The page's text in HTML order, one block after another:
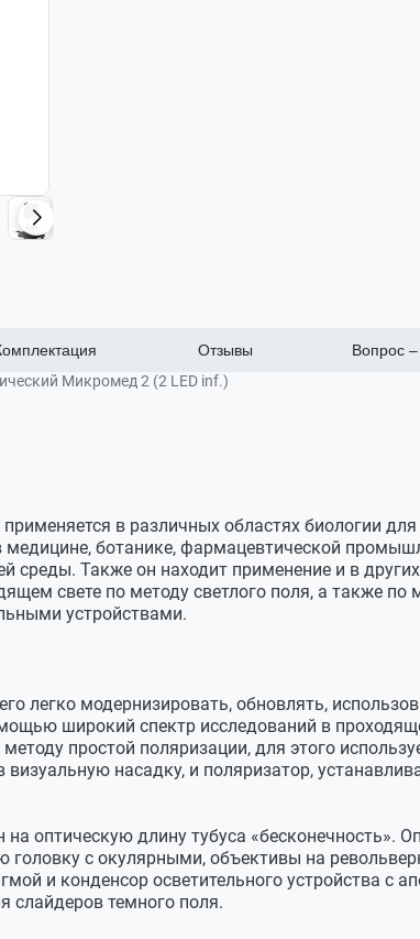
Отзывы
Вопрос –
Микромед 2 (2 LED inf.)
в различных областях биологии для
ботанике, фармацевтической
среды. Также он находит применение и в
свете по методу светлого поля, а также по
устройствами.
легко модернизировать, обновлять,
широкий спектр исследований в
простой поляризации, для этого
насадку, и поляризатор,
оптическую длину тубуса «бесконечность».
головку с окулярными, объективы на
и конденсор осветительного устройства с
слайдеров темного поля.
(∞)
мм
мм
в основание осветителем и
тубусов 30⁰
столик 156х138 мм (установлен)
1.25, со слотом (установлен)
зрачком – 2 шт